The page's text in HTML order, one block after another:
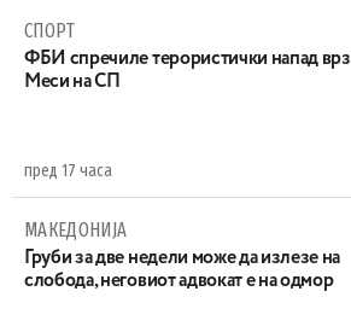
СПОРТ
ФБИ спречиле терористички напад врз
Меси на СП
пред 17 часа
МАКЕДОНИЈА
Груби за две недели може да излезе на
слобода, неговиот адвокат е на одмор